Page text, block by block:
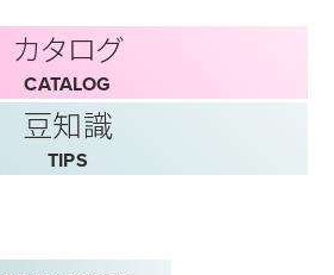
カタログ
CATALOG
豆知識
TIPS